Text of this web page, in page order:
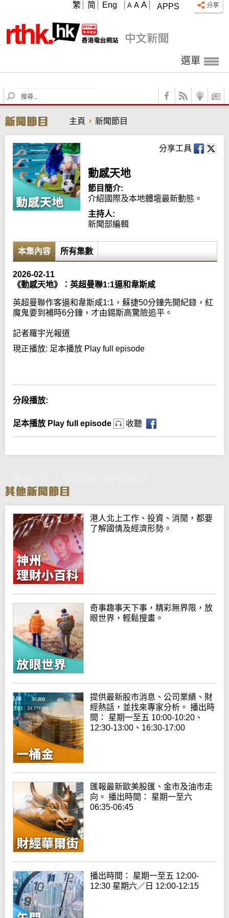
APPS
A A A
繁 简 Eng
選單
S
e
r
c
h
主頁 新聞節目
分享工具
動感天地
節目簡介:
介紹國際及本地體壇最新動態。
主持人:
新聞部編輯
本集內容 所有集數
2026-02-11
《動感天地》：英超曼聯1:1逼和韋斯咸
英超曼聯作客逼和韋斯咸1:1，蘇捷50分鐘先開紀錄，紅
魔鬼要到補時6分鐘，才由錫斯高驚險追平。
記者羅宇光報道
現正播放: 足本播放 Play full episode
分段播放:
足本播放 Play full episode 收聽
港人北上工作、投資、消閒，都要
了解國情及經濟形勢。
奇事趣事天下事，精彩無界限，放
眼世界，輕鬆搜畫。
提供最新股市消息、公司業績、財
經熱話，並找來專家分析。 播出時
間： 星期一至五 10:00-10:20、
12:30-13:00、16:30-17:00
匯報最新歐美股匯、金市及油市走
向。 播出時間： 星期一至六
06:35-06:45
播出時間： 星期一至五 12:00-
12:30 星期六／日 12:00-12:15